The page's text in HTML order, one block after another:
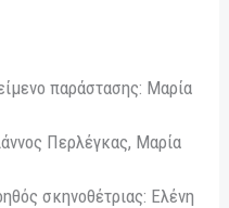
παράστασης: Μαρία
Περλέγκας, Μαρία
σκηνοθέτριας: Ελένη